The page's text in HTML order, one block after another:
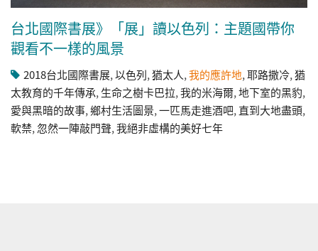
台北國際書展》「展」讀以色列：主題國帶你
觀看不一樣的風景
​2018台北國際書展,以色列,猶太人,我的應許地,耶路撒冷,猶
太教育的千年傳承,生命之樹卡巴拉,我的米海爾,地下室的黑豹,
愛與黑暗的故事,鄉村生活圖景,一匹馬走進酒吧,直到大地盡頭,
軟禁,忽然一陣敲門聲,我絕非虛構的美好七年